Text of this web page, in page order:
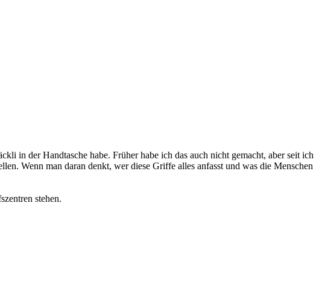
in der Handtasche habe. Früher habe ich das auch nicht gemacht, aber seit ich
Wenn man daran denkt, wer diese Griffe alles anfasst und was die Menschen
stehen.